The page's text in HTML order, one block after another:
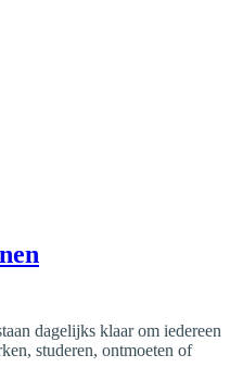
dagelijks klaar om iedereen
studeren, ontmoeten of